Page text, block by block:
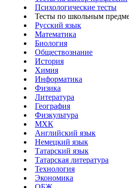
Психологические тесты
Тесты по школьным
Русский язык
Математика
Биология
Обществознание
История
Химия
Информатика
Физика
Литература
География
Физкультура
МХК
Английский язык
Немецкий язык
Татарский язык
Татарская литература
Технология
Экономика